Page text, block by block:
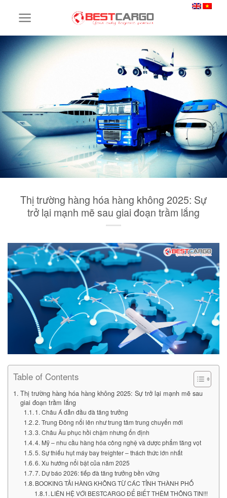
Thị trường hàng hóa hàng không 2025: Sự
trở lại mạnh mẽ sau giai đoạn trầm lắng
Table of Contents
Thị trường hàng hóa hàng không 2025: Sự trở lại mạnh mẽ sau
giai đoạn trầm lắng
1. Châu Á dẫn đầu đà tăng trưởng
2. Trung Đông nổi lên như trung tâm trung chuyển mới
3. Châu Âu phục hồi chậm nhưng ổn định
4. Mỹ – nhu cầu hàng hóa công nghệ và dược phẩm tăng vọt
5. Sự thiếu hụt máy bay freighter – thách thức lớn nhất
6. Xu hướng nổi bật của năm 2025
7. Dự báo 2026: tiếp đà tăng trưởng bền vững
BOOKING TẢI HÀNG KHÔNG TỪ CÁC TỈNH THÀNH PHỐ
LIÊN HỆ VỚI BESTCARGO ĐỂ BIẾT THÊM THÔNG TIN!!!